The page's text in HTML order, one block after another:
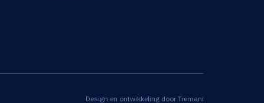
Design en ontwikkeling door Tremani